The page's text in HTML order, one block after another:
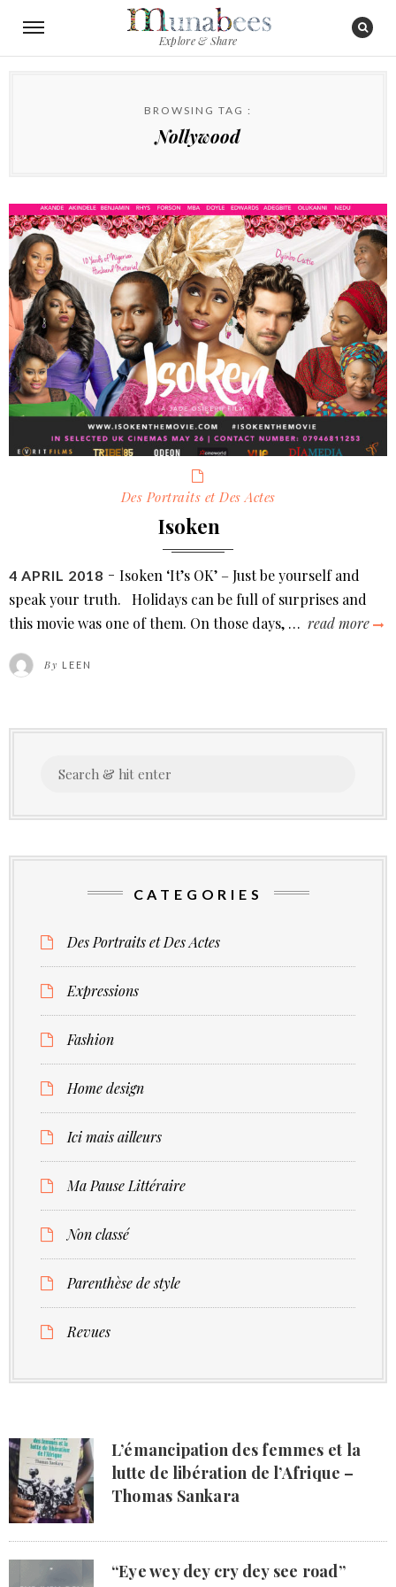
Explore & Share
BROWSING TAG :
Nollywood
Des Portraits et Des Actes
Isoken
POSTED
ON
4 APRIL 2018
Isoken ‘It’s OK’ – Just be yourself and
speak your truth. Holidays can be full of surprises and
this movie was one of them. On those days, … read more
By LEEN
CATEGORIES
Des Portraits et Des Actes
Expressions
Fashion
Home design
Ici mais ailleurs
Ma Pause Littéraire
Non classé
Parenthèse de style
Revues
L’émancipation des femmes et la
lutte de libération de l’Afrique –
Thomas Sankara
“Eye wey dey cry dey see road”